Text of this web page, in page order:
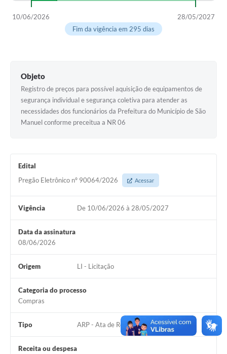
10/06/2026
28/05/2027
Fim da vigência em 295 dias
Objeto
Registro de preços para possível aquisição de equipamentos de
segurança individual e segurança coletiva para atender as
necessidades dos funcionários da Prefeitura do Município de São
Manuel conforme preceitua a NR 06
Edital
Pregão Eletrônico nº 90064/2026
Acessar
Vigência De 10/06/2026 à 28/05/2027
Data da assinatura
08/06/2026
Origem LI - Licitação
Categoria do processo
Compras
Tipo ARP - Ata de Registro de Preço
Receita ou despesa